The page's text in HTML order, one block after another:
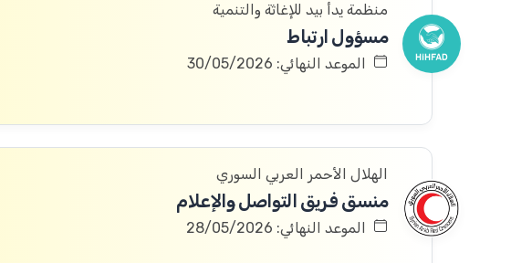
منظمة يدأ بيد للإغاثة والتنمية
مسؤول ارتباط
الموعد النهائي: 30/05/2026
الهلال الأحمر العربي السوري
منسق فريق التواصل والإعلام
الموعد النهائي: 28/05/2026